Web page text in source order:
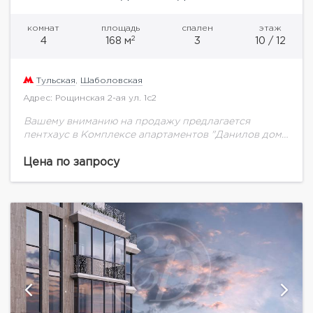
комнат
4
площадь
168 м2
спален
3
этаж
10 / 12
Тульская Шаболовская
Адрес: Рощинская 2-ая ул. 1с2
Вашему вниманию на продажу предлагается
пентхаус в Комплексе апартаментов "Данилов дом"
апартаментов, закрытая территория, особая
Цена по запросу